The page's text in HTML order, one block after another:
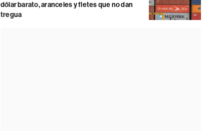
dólar barato, aranceles y fletes que no dan
tregua